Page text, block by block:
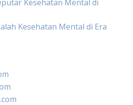
Kesehatan Mental di
Kesehatan Mental di Era